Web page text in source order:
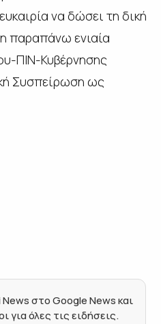
να δώσει τη δική
παραπάνω ενιαία
ΠΙΝ-Κυβέρνησης
Συσπείρωση ως
στο Google News και
για όλες τις ειδήσεις.